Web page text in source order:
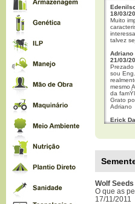
18/03/
Muito
talvez
Adriano
21/03/
Prezado
sou
mesmo
da
Grato
Adriano
Erick
Sr.
Bom
22/03/
Caro
praga
Wolf Seeds
O que as
17/11/2011